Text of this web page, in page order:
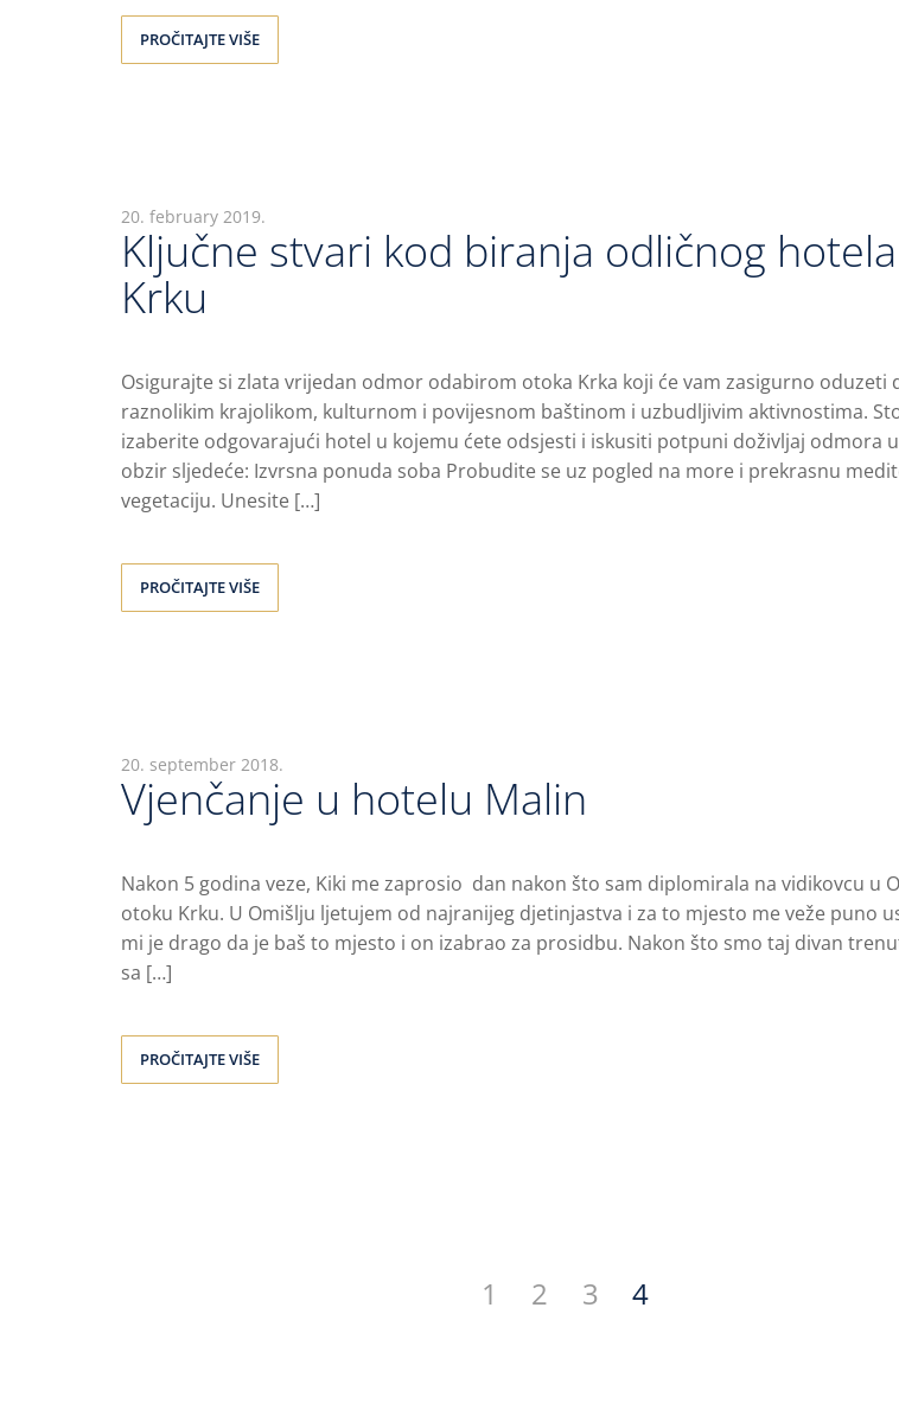
PROČITAJTE VIŠE
20. february 2019.
Ključne stvari kod biranja odličnog
Krku
Osigurajte si zlata vrijedan odmor odabirom otoka Krka koji će vam zasigurno oduzeti
raznolikim krajolikom, kulturnom i povijesnom baštinom i uzbudljivim aktivnostima.
izaberite odgovarajući hotel u kojemu ćete odsjesti i iskusiti potpuni doživljaj odmora
obzir sljedeće: Izvrsna ponuda soba Probudite se uz pogled na more i prekrasnu
vegetaciju. Unesite […]
PROČITAJTE VIŠE
20. september 2018.
Vjenčanje u hotelu Malin
Nakon 5 godina veze, Kiki me zaprosio dan nakon što sam diplomirala na vidikovcu u
otoku Krku. U Omišlju ljetujem od najranijeg djetinjastva i za to mjesto me veže puno
mi je drago da je baš to mjesto i on izabrao za prosidbu. Nakon što smo taj divan
sa […]
PROČITAJTE VIŠE
1 2 3 4